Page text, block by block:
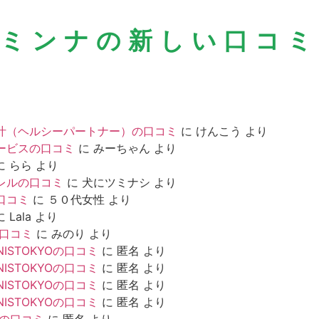
ンナの新しい口コ
（ヘルシーパートナー）の口コミ に けんこう より
ビスの口コミ に みーちゃん より
らら より
ルの口コミ に 犬にツミナシ より
コミ に ５０代女性 より
Lala より
コミ に みのり より
の口コミ に 匿名 より
の口コミ に 匿名 より
の口コミ に 匿名 より
の口コミ に 匿名 より